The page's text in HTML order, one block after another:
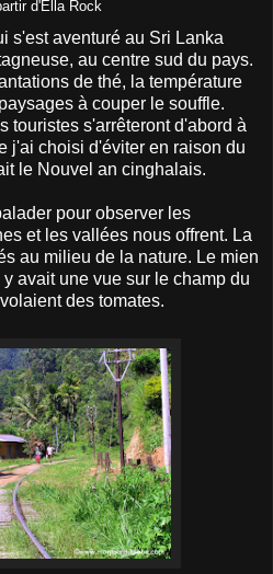
d'Ella Rock
s'est aventuré au Sri Lanka
au centre sud du pays.
de thé, la température
à couper le souffle.
touristes s'arrêteront d'abord à
j'ai choisi d'éviter en raison du
le Nouvel an cinghalais.
pour observer les
et les vallées nous offrent. La
au milieu de la nature. Le mien
avait une vue sur le champ du
des tomates.